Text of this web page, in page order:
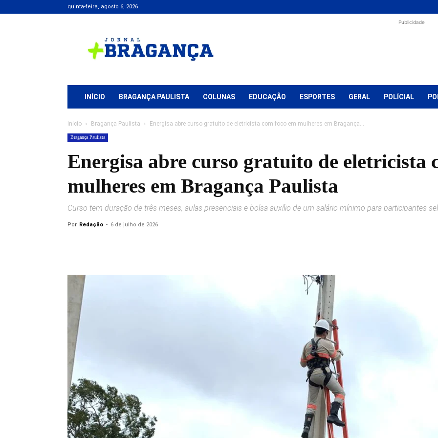
quinta-feira, agosto 6, 2026
+
Bragança
Publicidade
INÍCIO BRAGANÇA PAULISTA COLUNAS EDUCAÇÃO ESPORTES GERAL POLÍCIAL
Início Bragança Paulista Energisa abre curso gratuito de eletricista com foco em mulheres em Bragança...
Bragança Paulista
Energisa abre curso gratuito de eletricista
mulheres em Bragança Paulista
Curso tem duração de três meses, aulas presenciais e bolsa-auxílio de um salário mínimo para participantes
Por Redação - 6 de julho de 2026